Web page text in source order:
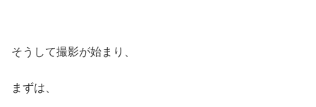
そうして撮影が始まり、
まずは、